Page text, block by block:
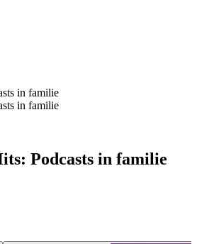
in familie
in familie
Podcasts in familie